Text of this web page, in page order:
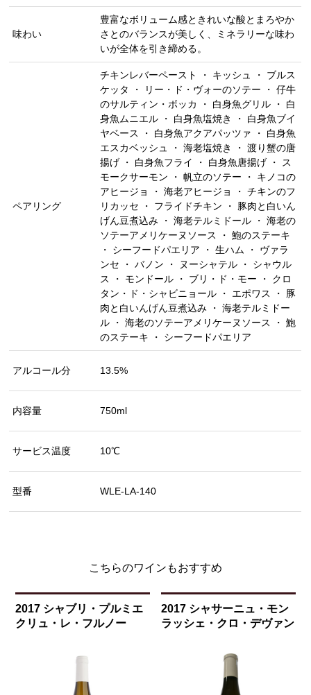
味わい
豊富なボリューム感ときれいな酸とまろやか
さとのバランスが美しく、ミネラリーな味わ
いが全体を引き締める。
ペアリング
チキンレバーペースト ・ キッシュ ・ ブルス
ケッタ ・ リー・ド・ヴォーのソテー ・ 仔牛
のサルティン・ボッカ ・ 白身魚グリル ・ 白
身魚ムニエル ・ 白身魚塩焼き ・ 白身魚ブイ
ヤベース ・ 白身魚アクアパッツァ ・ 白身魚
エスカベッシュ ・ 海老塩焼き ・ 渡り蟹の唐
揚げ ・ 白身魚フライ ・ 白身魚唐揚げ ・ ス
モークサーモン ・ 帆立のソテー ・ キノコの
アヒージョ ・ 海老アヒージョ ・ チキンのフ
リカッセ ・ フライドチキン ・ 豚肉と白いん
げん豆煮込み ・ 海老テルミドール ・ 海老の
ソテーアメリケーヌソース ・ 鮑のステーキ
・ シーフードパエリア ・ 生ハム ・ ヴァラ
ンセ ・ バノン ・ ヌーシャテル ・ シャウル
ス ・ モンドール ・ ブリ・ド・モー ・ クロ
タン・ド・シャビニョール ・ エポワス ・ 豚
肉と白いんげん豆煮込み ・ 海老テルミドー
ル ・ 海老のソテーアメリケーヌソース ・ 鮑
のステーキ ・ シーフードパエリア
アルコール分 13.5%
内容量 750ml
サービス温度 10℃
型番 WLE-LA-140
こちらのワインもおすすめ
2017 シャブリ・プルミエ
クリュ・レ・フルノー
2017 シャサーニュ・モン
ラッシェ・クロ・デヴァン